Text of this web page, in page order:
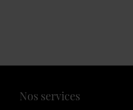
Nos services